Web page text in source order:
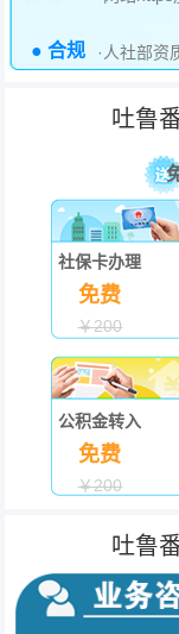
● 合规 ·人社部资
吐鲁
社保卡办理
免费
￥200
公积金转入
免费
￥200
吐鲁